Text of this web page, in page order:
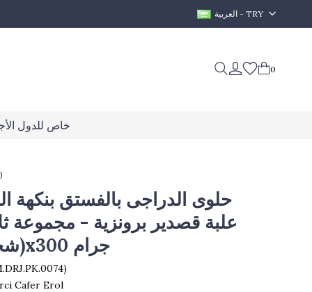
العربية - TRY
0
خاص للدول
حلوى الدراجى بالفستق بنكهة
(شحن مجاني)x300 جرام
Cafer Erol